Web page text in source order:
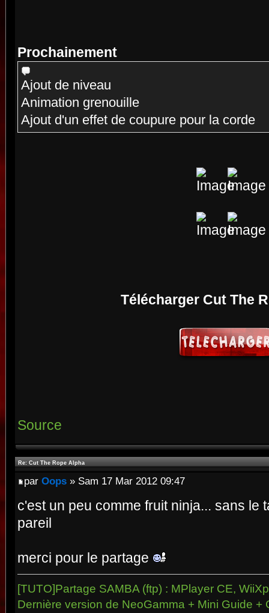
Prochainement
Ajout de niveau
Animation grenouille
Ajout d'un effet de coupure pour la corde
Télécharger Cut The
Source
Re: Cut The Rope Alpha
par Oops » Sam 17 Mar 2012 09:47
c'est un peu comme fruit ninja... sans le
pareil
merci pour le partage
[TUTO]Partage SAMBA (ftp) : MPlayer CE,
Dernière version de NeoGamma + Mini Guide +